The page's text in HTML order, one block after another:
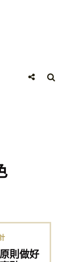
則做好